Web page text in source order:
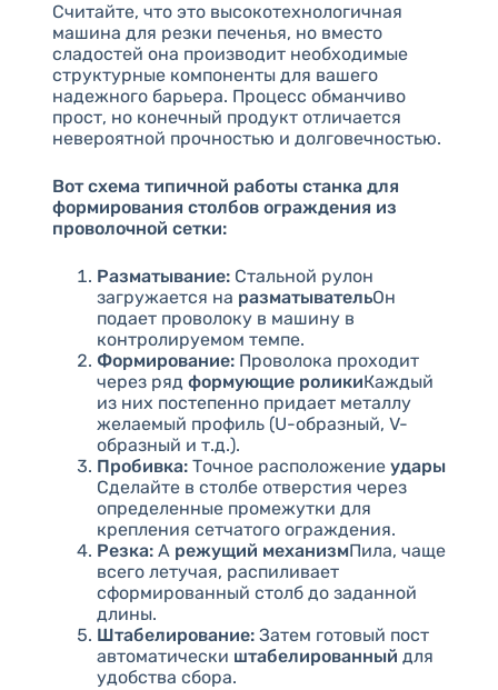
Считайте, что это высокотехнологичная
машина для резки печенья, но вместо
сладостей она производит необходимые
структурные компоненты для вашего
надежного барьера. Процесс обманчиво
прост, но конечный продукт отличается
невероятной прочностью и долговечностью.
Вот схема типичной работы станка для
формирования столбов ограждения из
проволочной сетки:
Разматывание:Стальной рулон
загружается на разматывательОн
подает проволоку в машину в
контролируемом темпе.
Формирование:Проволока проходит
через ряд формующие роликиКаждый
из них постепенно придает металлу
желаемый профиль (U-образный, V-
образный и т.д.).
Пробивка:Точное расположение удары
Сделайте в столбе отверстия через
определенные промежутки для
крепления сетчатого ограждения.
Резка:А режущий механизмПила, чаще
всего летучая, распиливает
сформированный столб до заданной
длины.
Штабелирование:Затем готовый пост
автоматически штабелированный для
удобства сбора.